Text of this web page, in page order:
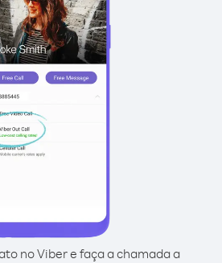
no Viber e faça a chamada a